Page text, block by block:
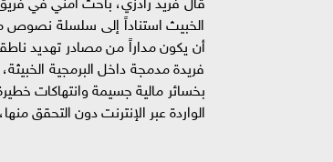
الخبيث استناداً إلى سلسلة نصوص
أن يكون مداراً من مصادر تهديد
فريدة مدمجة داخل البرمجية
بخسائر مالية جسيمة وانتهاكات
الواردة عبر الإنترنت دون